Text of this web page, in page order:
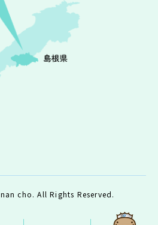
cho. All Rights Reserved.